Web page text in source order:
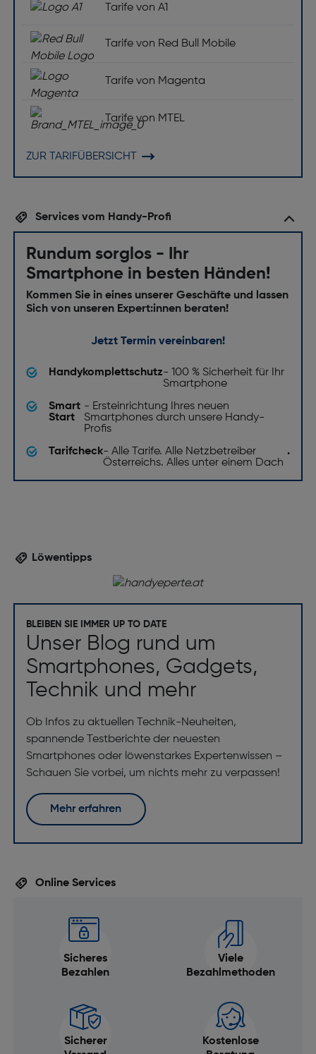
Tarife von A1
Tarife von Red Bull Mobile
Tarife von Magenta
Tarife von MTEL
ZUR TARIFÜBERSICHT
Services vom Handy-Profi
Rundum sorglos - Ihr
Smartphone in besten Händen!
Kommen Sie in eines unserer Geschäfte und lassen
Sich von unseren Expert:innen beraten!
Jetzt Termin vereinbaren!
Handykomplettschutz- 100 % Sicherheit für Ihr
Smartphone
Smart
Start
- Ersteinrichtung Ihres neuen
Smartphones durch unsere Handy-
Profis
Tarifcheck- Alle Tarife. Alle Netzbetreiber
Österreichs. Alles unter einem Dach
.
Löwentipps
BLEIBEN SIE IMMER UP TO DATE
Unser Blog rund um
Smartphones, Gadgets,
Technik und mehr
Ob Infos zu aktuellen Technik-Neuheiten,
spannende Testberichte der neuesten
Smartphones oder löwenstarkes Expertenwissen –
Schauen Sie vorbei, um nichts mehr zu verpassen!
Mehr erfahren
Online Services
Sicheres
Bezahlen
Viele
Bezahlmethoden
Sicherer
Kostenlose